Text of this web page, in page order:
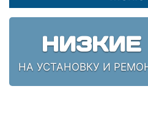
НА УСТАНОВКУ И